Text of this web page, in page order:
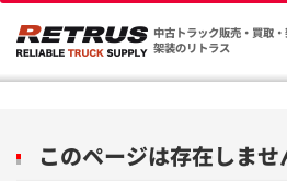
中古トラック販売・買取・
架装のリトラス
このページは存在しませ